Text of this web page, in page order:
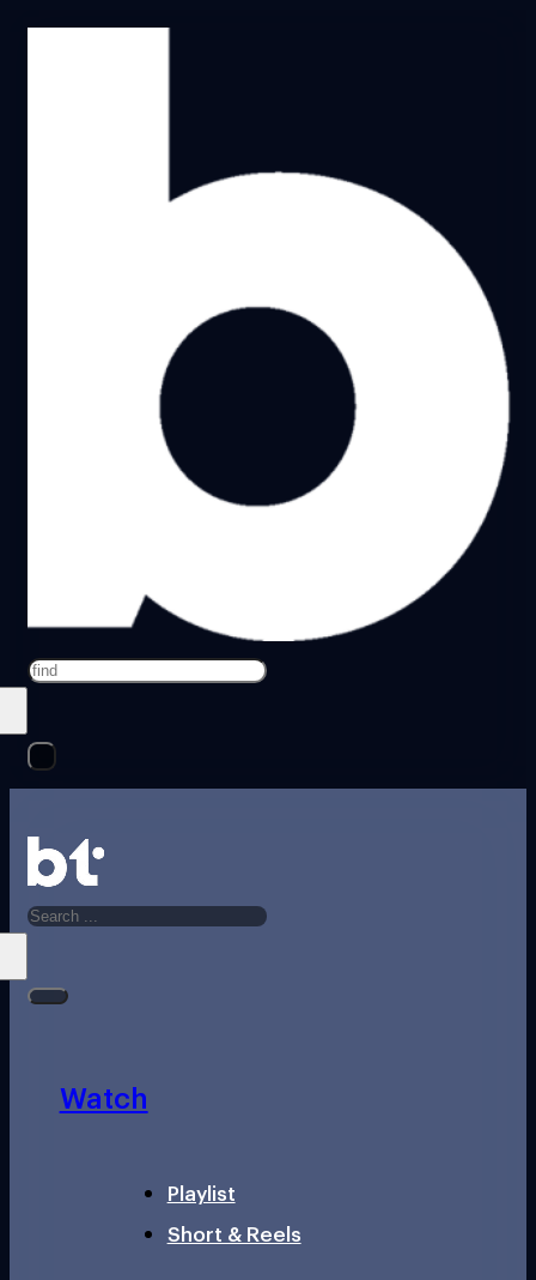
Search
Search
Watch
Playlist
Short & Reels